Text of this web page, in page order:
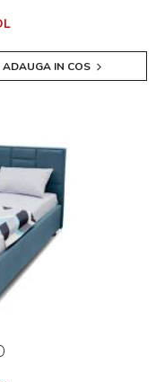
ADAUGA IN COS